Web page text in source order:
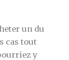
un du
cas tout
y